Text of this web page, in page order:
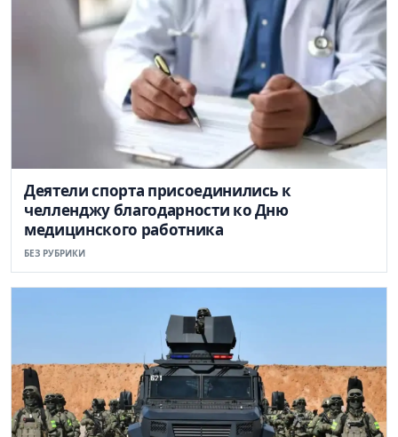
Деятели спорта присоединились к
челленджу благодарности ко Дню
медицинского работника
БЕЗ РУБРИКИ